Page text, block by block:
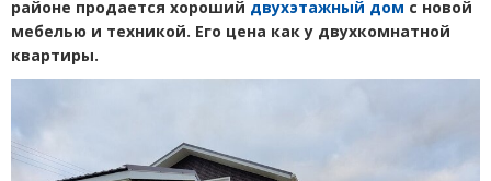
районе продается хороший двухэтажный дом с новой
мебелью и техникой. Его цена как у двухкомнатной
квартиры.